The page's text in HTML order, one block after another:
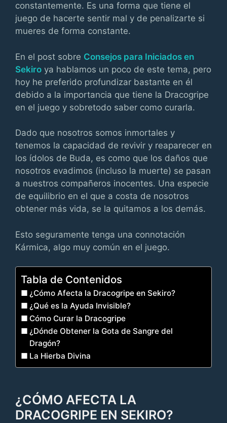
constantemente. Es una forma que tiene el
juego de hacerte sentir mal y de penalizarte si
mueres de forma constante.
En el post sobre Consejos para Iniciados en
Sekiro ya hablamos un poco de este tema, pero
hoy he preferido profundizar bastante en él
debido a la importancia que tiene la Dracogripe
en el juego y sobretodo saber como curarla.
Dado que nosotros somos inmortales y
tenemos la capacidad de revivir y reaparecer en
los ídolos de Buda, es como que los daños que
nosotros evadimos (incluso la muerte) se pasan
a nuestros compañeros inocentes. Una especie
de equilibrio en el que a costa de nosotros
obtener más vida, se la quitamos a los demás.
Esto seguramente tenga una connotación
Kármica, algo muy común en el juego.
Tabla de Contenidos
¿Cómo Afecta la Dracogripe en Sekiro?
¿Qué es la Ayuda Invisible?
Cómo Curar la Dracogripe
¿Dónde Obtener la Gota de Sangre del
Dragón?
La Hierba Divina
¿CÓMO AFECTA LA
DRACOGRIPE EN SEKIRO?